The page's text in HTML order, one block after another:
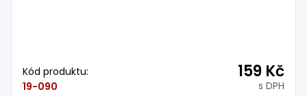
Kód produktu:
19-090
159 Kč
s DPH